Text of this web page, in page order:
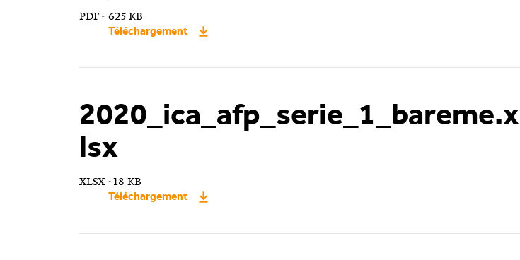
PDF - 625 KB
Téléchargement
2020_ica_afp_serie_1_bareme.x
lsx
XLSX - 18 KB
Téléchargement